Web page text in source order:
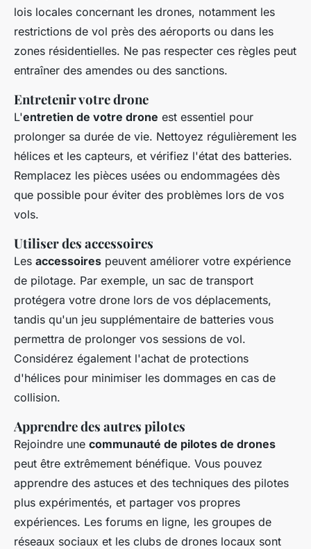
lois locales concernant les drones, notamment les
restrictions de vol près des aéroports ou dans les
zones résidentielles. Ne pas respecter ces règles peut
entraîner des amendes ou des sanctions.
Entretenir votre drone
L'entretien de votre drone est essentiel pour
prolonger sa durée de vie. Nettoyez régulièrement les
hélices et les capteurs, et vérifiez l'état des batteries.
Remplacez les pièces usées ou endommagées dès
que possible pour éviter des problèmes lors de vos
vols.
Utiliser des accessoires
Les accessoires peuvent améliorer votre expérience
de pilotage. Par exemple, un sac de transport
protégera votre drone lors de vos déplacements,
tandis qu'un jeu supplémentaire de batteries vous
permettra de prolonger vos sessions de vol.
Considérez également l'achat de protections
d'hélices pour minimiser les dommages en cas de
collision.
Apprendre des autres pilotes
Rejoindre une communauté de pilotes de drones
peut être extrêmement bénéfique. Vous pouvez
apprendre des astuces et des techniques des pilotes
plus expérimentés, et partager vos propres
expériences. Les forums en ligne, les groupes de
réseaux sociaux et les clubs de drones locaux sont